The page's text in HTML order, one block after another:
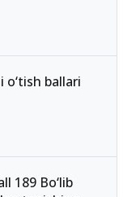
bilan kirish
ballari